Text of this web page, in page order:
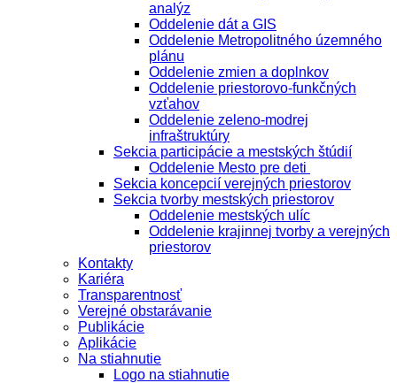
analýz
Oddelenie dát a GIS
Oddelenie Metropolitného územného
plánu
Oddelenie zmien a doplnkov
Oddelenie priestorovo-funkčných
vzťahov
Oddelenie zeleno-modrej
infraštruktúry
Sekcia participácie a mestských štúdií
Oddelenie Mesto pre deti
Sekcia koncepcií verejných priestorov
Sekcia tvorby mestských priestorov
Oddelenie mestských ulíc
Oddelenie krajinnej tvorby a verejných
priestorov
Kontakty
Kariéra
Transparentnosť
Verejné obstarávanie
Publikácie
Aplikácie
Na stiahnutie
Logo na stiahnutie